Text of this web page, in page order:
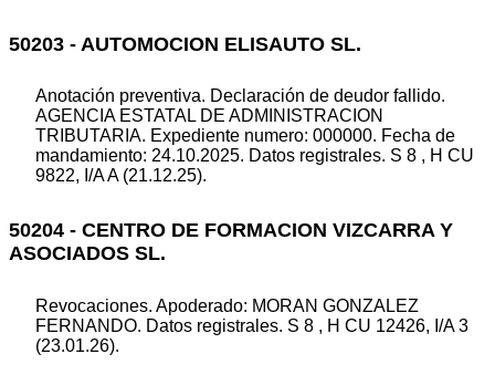
50203 - AUTOMOCION ELISAUTO SL.
Anotación preventiva. Declaración de deudor fallido.
AGENCIA ESTATAL DE ADMINISTRACION
TRIBUTARIA. Expediente numero: 000000. Fecha de
mandamiento: 24.10.2025. Datos registrales. S 8 , H CU
9822, I/A A (21.12.25).
50204 - CENTRO DE FORMACION VIZCARRA Y
ASOCIADOS SL.
Revocaciones. Apoderado: MORAN GONZALEZ
FERNANDO. Datos registrales. S 8 , H CU 12426, I/A 3
(23.01.26).